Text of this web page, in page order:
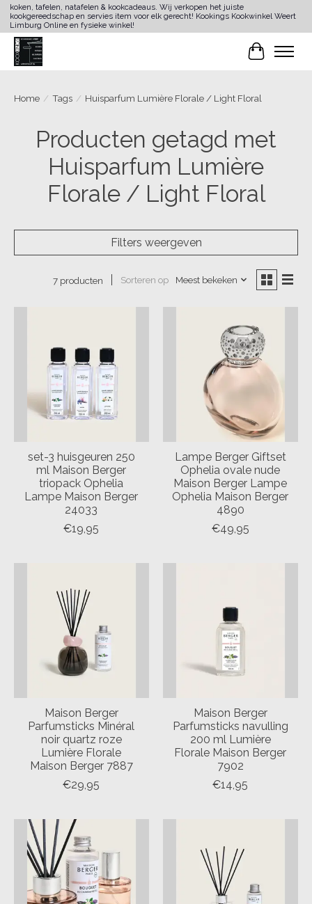
koken, tafelen, natafelen & kookcadeaus. Wij verkopen het juiste
kookgereedschap en servies item voor elk gerecht! Kookings Kookwinkel Weert
Limburg Online en fysieke winkel!
Home / Tags / Huisparfum Lumière Florale / Light Floral
Producten getagd met
Huisparfum Lumière
Florale / Light Floral
Filters weergeven
7 producten Sorteren op Meest bekeken
set-3 huisgeuren 250
ml Maison Berger
triopack Ophelia
Lampe Maison Berger
24033
€19,95
Lampe Berger Giftset
Ophelia ovale nude
Maison Berger Lampe
Ophelia Maison Berger
4890
€49,95
Maison Berger
Parfumsticks Minéral
noir quartz roze
Lumière Florale
Maison Berger 7887
€29,95
Maison Berger
Parfumsticks navulling
200 ml Lumière
Florale Maison Berger
7902
€14,95